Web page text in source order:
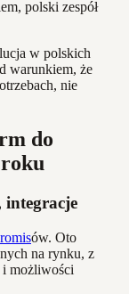
w polskich
warunkiem, że
nie
do
integracje
ów. Oto
na rynku, z
możliwości